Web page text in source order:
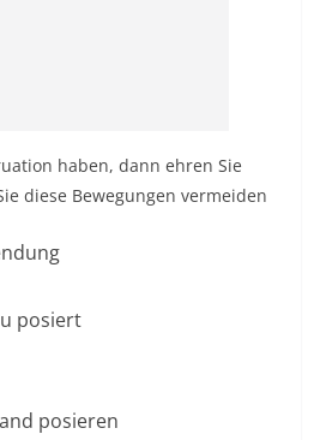
haben, dann ehren Sie
diese Bewegungen vermeiden
posiert
posieren